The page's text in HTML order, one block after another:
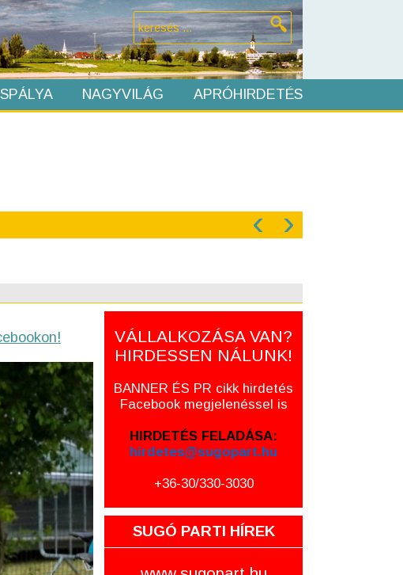
NAGYVILÁG APRÓHIRDETÉS
‹ ›
VÁLLALKOZÁSA VAN?
HIRDESSEN NÁLUNK!
BANNER ÉS PR cikk hirdetés
Facebook megjelenéssel is
HIRDETÉS FELADÁSA:
hirdetes@sugopart.hu
+36-30/330-3030
SUGÓ PARTI HÍREK